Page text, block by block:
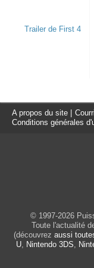
A propos du site
Conditions générales
© 1997-2026
Toute l'actualité
(découvrez aussi
U, Nintendo 3DS,